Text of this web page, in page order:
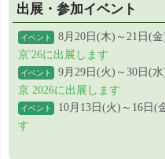
出展・参加イベント
イベント 8月20日(木)～21日(金
京'26に出展します
イベント 9月29日(火)～30日(水
京 2026に出展します
イベント 10月13日(火)～16日(
す